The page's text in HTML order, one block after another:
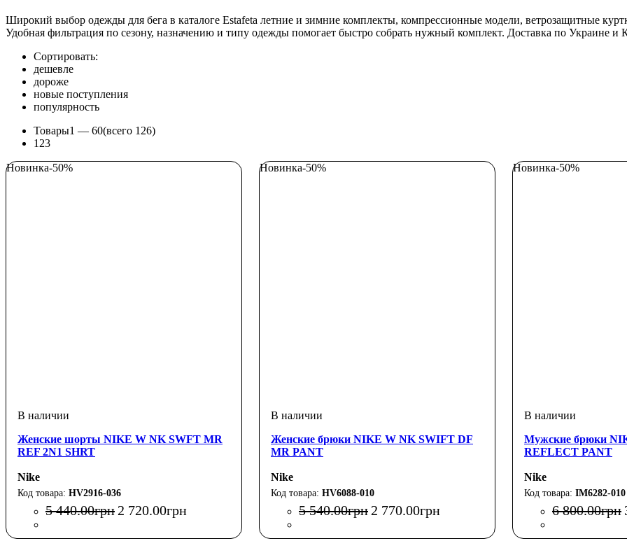
Широкий выбор одежды для бега в каталоге Estafeta летние и зимние комплекты, компрессионные модели, ветрозащитные
Удобная фильтрация по сезону, назначению и типу одежды помогает быстро собрать нужный комплект. Доставка по Украине
Сортировать:
дешевле
дороже
новые поступления
популярность
Товары1 — 60(всего 126)
1 23
Новинка-50%
Женские шорты NIKE W NK SWFT MR
REF 2N1 SHRT
Nike
HV2916-036
5 440.00грн 2 720.00грн
Новинка-50%
Женские брюки NIKE W NK SWIFT DF
MR PANT
Nike
HV6088-010
5 540.00грн 2 770.00грн
Новинка-50%
Мужские брюки
REFLECT PANT
Nike
IM6282-010
6 800.00грн